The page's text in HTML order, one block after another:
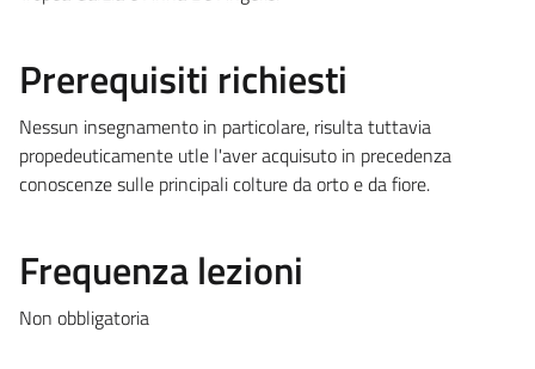
Prerequisiti richiesti
Nessun insegnamento in particolare, risulta tuttavia
propedeuticamente utle l'aver acquisuto in precedenza
conoscenze sulle principali colture da orto e da fiore.
Frequenza lezioni
Non obbligatoria